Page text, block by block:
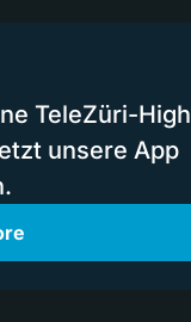
TeleZüri-
unsere App